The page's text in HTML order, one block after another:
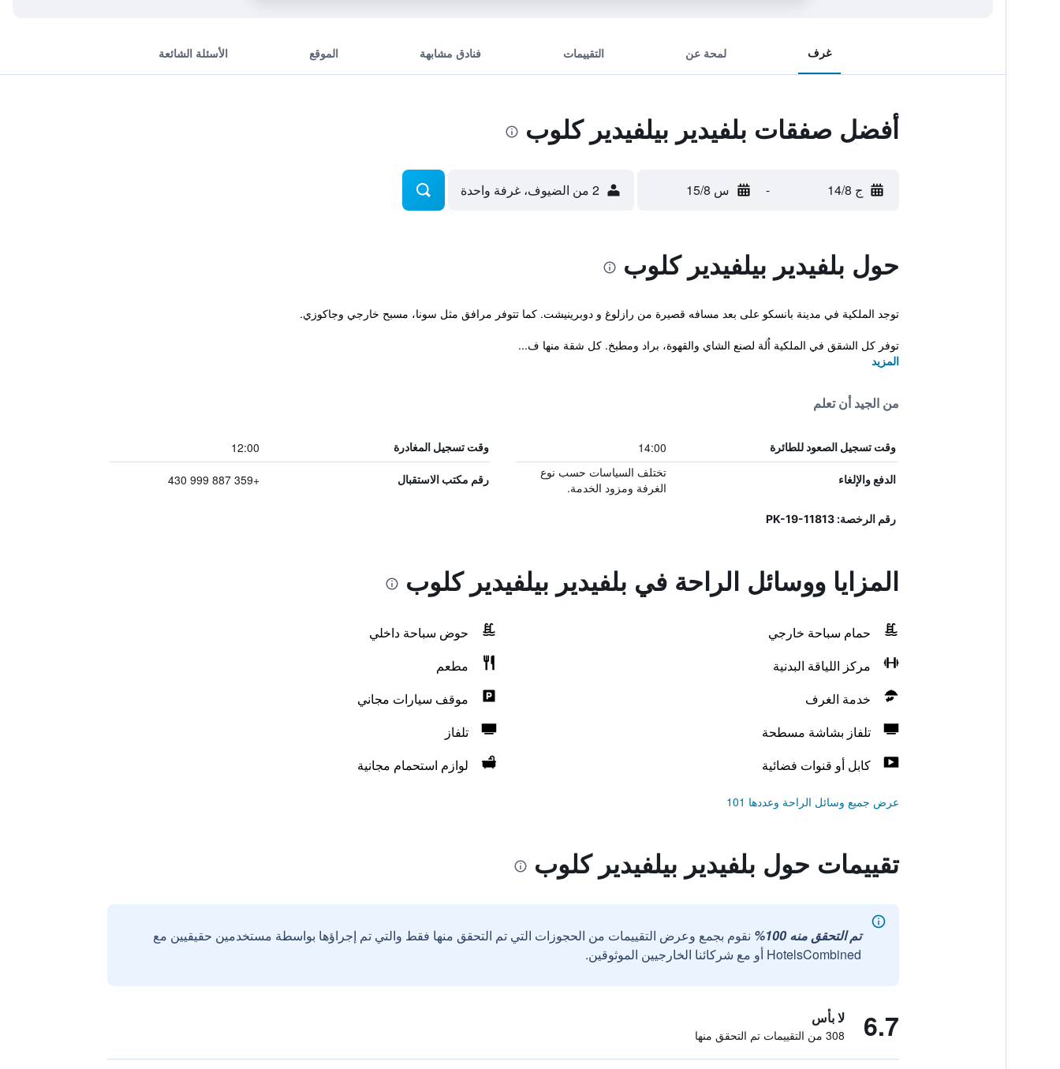
غرف لمحة عن التقييمات فنادق مشابهة الموقع الأسئلة الشائعة
أفضل صفقات بلفيدير بيلفيدير كلوب
ج 14/8 - س 15/8 2 من الضيوف، غرفة واحدة
حول بلفيدير بيلفيدير كلوب
توجد الملكية في مدينة بانسكو على بعد مسافه قصيرة من رازلوغ و دوبرينيشت. كما تتوفر مرافق مثل سونا، مسبح خارجي وجاكوزي.
توفر كل الشقق في الملكية اٌلة لصنع الشاي والقهوة، براد ومطبخ. كل شقة منها ف...
المزيد
من الجيد أن تعلم
وقت تسجيل الصعود للطائرة 14:00 وقت تسجيل المغادرة 12:00
الدفع والإلغاء
تختلف السياسات حسب نوع
الغرفة ومزود الخدمة.
رقم مكتب الاستقبال +359 887 999 430
رقم الرخصة: PK-19-11813
المزايا ووسائل الراحة في بلفيدير بيلفيدير كلوب
حمام سباحة خارجي
حوض سباحة داخلي
مركز اللياقة البدنية
مطعم
خدمة الغرف
موقف سيارات مجاني
تلفاز بشاشة مسطحة
تلفاز
كابل أو قنوات فضائية
لوازم استحمام مجانية
عرض جميع وسائل الراحة وعددها 101
تقييمات حول بلفيدير بيلفيدير كلوب
تم التحقق منه 100%
نقوم بجمع وعرض التقييمات من الحجوزات التي تم التحقق منها فقط والتي تم إجراؤها بواسطة مستخدمين حقيقيين مع
HotelsCombined أو مع شركائنا الخارجيين الموثوقين.
6.7 لا بأس
308 من التقييمات تم التحقق منها